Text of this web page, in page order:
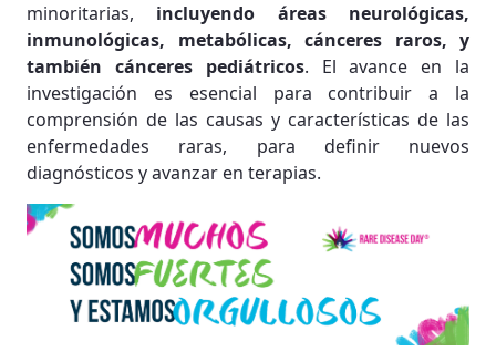
minoritarias, incluyendo áreas neurológicas,
inmunológicas, metabólicas, cánceres raros, y
también cánceres pediátricos. El avance en la
investigación es esencial para contribuir a la
comprensión de las causas y características de las
enfermedades raras, para definir nuevos
diagnósticos y avanzar en terapias.